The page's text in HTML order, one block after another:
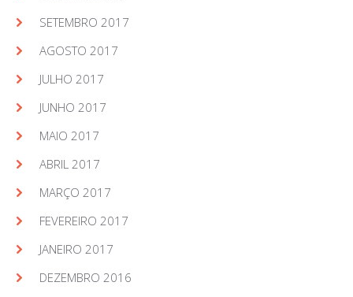
SETEMBRO 2017
AGOSTO 2017
JULHO 2017
JUNHO 2017
MAIO 2017
ABRIL 2017
MARÇO 2017
FEVEREIRO 2017
JANEIRO 2017
DEZEMBRO 2016